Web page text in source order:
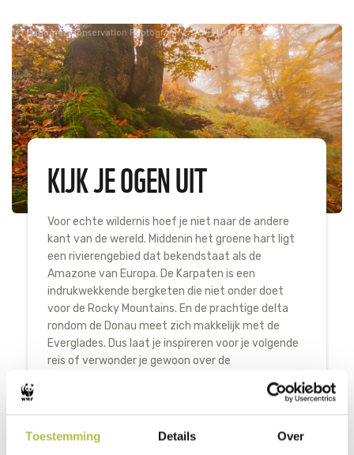
Toestemming Details Over
Bogomaz Conservation Photography / WWF-Ukraine
KIJK JE OGEN UIT
Voor echte wildernis hoef je niet naar de andere
kant van de wereld. Middenin het groene hart ligt
een rivierengebied dat bekendstaat als de
Amazone van Europa. De Karpaten is een
indrukwekkende bergketen die niet onder doet
voor de Rocky Mountains. En de prachtige delta
rondom de Donau meet zich makkelijk met de
Everglades. Dus laat je inspireren voor je volgende
reis of verwonder je gewoon over de